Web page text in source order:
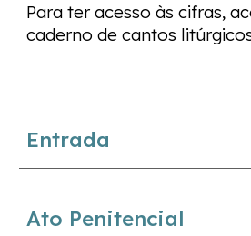
Para ter acesso às cifras,
caderno de cantos
Entrada
Ato Penitencial